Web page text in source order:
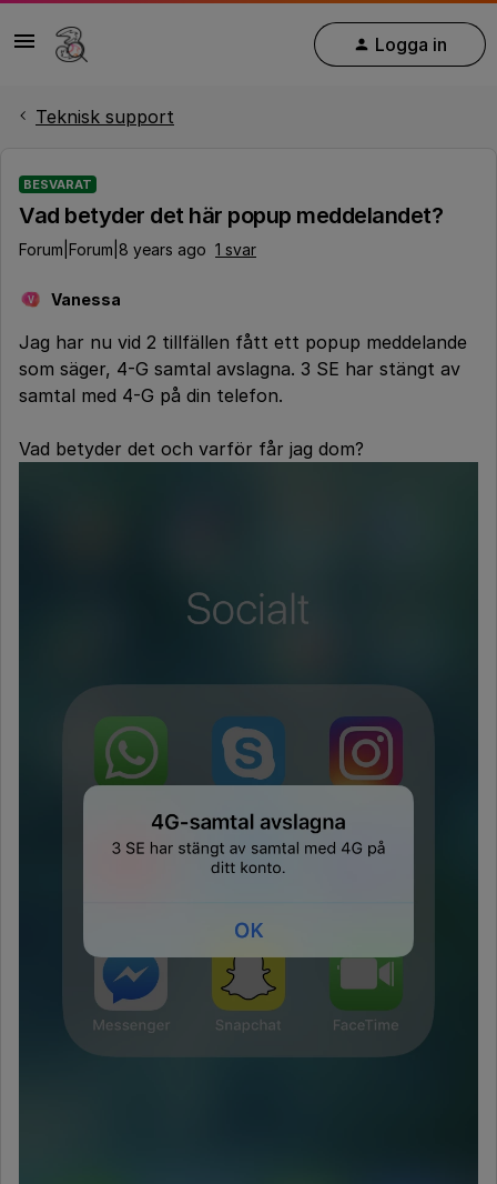
Logga in
Teknisk support
BESVARAT
Vad betyder det här popup meddelandet?
Forum|Forum|8 years ago 1 svar
V Vanessa
Jag har nu vid 2 tillfällen fått ett popup meddelande
som säger, 4-G samtal avslagna. 3 SE har stängt av
samtal med 4-G på din telefon.
Vad betyder det och varför får jag dom?